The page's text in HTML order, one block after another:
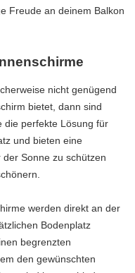
Freude an deinem Balkon
nicht genügend
bietet, dann sind
die perfekte Lösung für
und bieten eine
Sonne zu schützen
werden direkt an der
Bodenplatz
begrenzten
den gewünschten